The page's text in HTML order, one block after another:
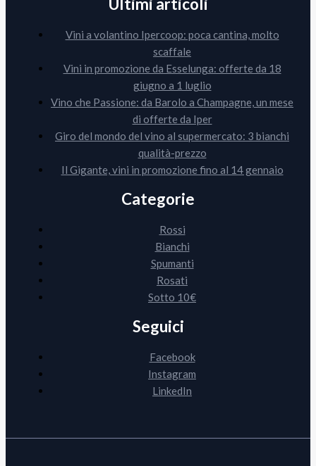
Ultimi articoli
Vini a volantino Ipercoop: poca cantina, molto
scaffale
Vini in promozione da Esselunga: offerte da 18
giugno a 1 luglio
Vino che Passione: da Barolo a Champagne, un mese
di offerte da Iper
Giro del mondo del vino al supermercato: 3 bianchi
qualità-prezzo
Il Gigante, vini in promozione fino al 14 gennaio
Categorie
Rossi
Bianchi
Spumanti
Rosati
Sotto 10€
Seguici
Facebook
Instagram
LinkedIn